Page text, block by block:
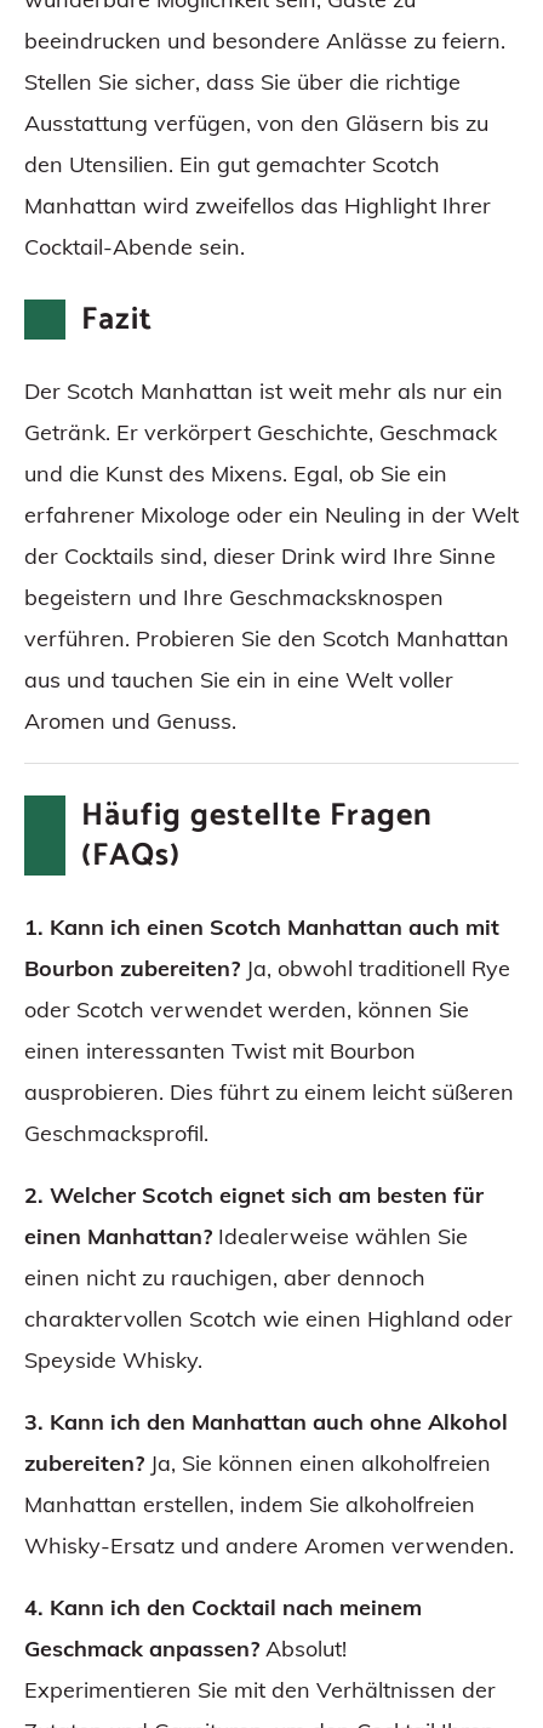
beeindrucken und besondere Anlässe zu feiern.
Stellen Sie sicher, dass Sie über die richtige
Ausstattung verfügen, von den Gläsern bis zu
den Utensilien. Ein gut gemachter Scotch
Manhattan wird zweifellos das Highlight Ihrer
Cocktail-Abende sein.
Fazit
Der Scotch Manhattan ist weit mehr als nur ein
Getränk. Er verkörpert Geschichte, Geschmack
und die Kunst des Mixens. Egal, ob Sie ein
erfahrener Mixologe oder ein Neuling in der Welt
der Cocktails sind, dieser Drink wird Ihre Sinne
begeistern und Ihre Geschmacksknospen
verführen. Probieren Sie den Scotch Manhattan
aus und tauchen Sie ein in eine Welt voller
Aromen und Genuss.
Häufig gestellte Fragen
(FAQs)
1. Kann ich einen Scotch Manhattan auch mit
Bourbon zubereiten? Ja, obwohl traditionell Rye
oder Scotch verwendet werden, können Sie
einen interessanten Twist mit Bourbon
ausprobieren. Dies führt zu einem leicht süßeren
Geschmacksprofil.
2. Welcher Scotch eignet sich am besten für
einen Manhattan? Idealerweise wählen Sie
einen nicht zu rauchigen, aber dennoch
charaktervollen Scotch wie einen Highland oder
Speyside Whisky.
3. Kann ich den Manhattan auch ohne Alkohol
zubereiten? Ja, Sie können einen alkoholfreien
Manhattan erstellen, indem Sie alkoholfreien
Whisky-Ersatz und andere Aromen verwenden.
4. Kann ich den Cocktail nach meinem
Geschmack anpassen? Absolut!
Experimentieren Sie mit den Verhältnissen der